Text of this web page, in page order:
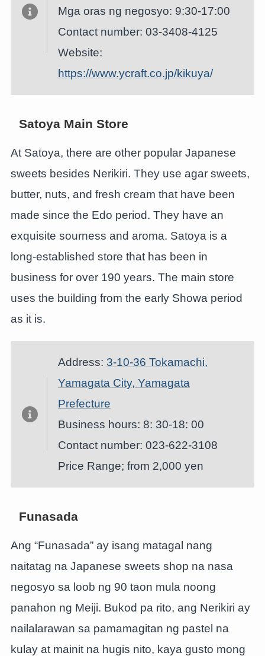
Mga oras ng negosyo: 9:30-17:00
Contact number: 03-3408-4125
Website:
https://www.ycraft.co.jp/kikuya/
Satoya Main Store
At Satoya, there are other popular Japanese
sweets besides Nerikiri. They use agar sweets,
butter, nuts, and fresh cream that have been
made since the Edo period. They have an
exquisite sourness and aroma. Satoya is a
long-established store that has been in
business for over 190 years. The main store
uses the building from the early Showa period
as it is.
Address: 3-10-36 Tokamachi,
Yamagata City, Yamagata
Prefecture
Business hours: 8: 30-18: 00
Contact number: 023-622-3108
Price Range; from 2,000 yen
Funasada
Ang “Funasada” ay isang matagal nang
naitatag na Japanese sweets shop na nasa
negosyo sa loob ng 90 taon mula noong
panahon ng Meiji. Bukod pa rito, ang Nerikiri ay
nailalarawan sa pamamagitan ng pastel na
kulay at mainit na hugis nito, kaya gusto mong